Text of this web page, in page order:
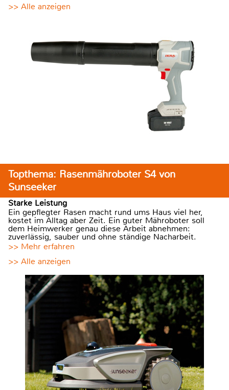
>> Alle anzeigen
Topthema: Rasenmähroboter S4 von
Sunseeker
Starke Leistung
Ein gepflegter Rasen macht rund ums Haus viel her,
kostet im Alltag aber Zeit. Ein guter Mähroboter soll
dem Heimwerker genau diese Arbeit abnehmen:
zuverlässig, sauber und ohne ständige Nacharbeit.
>> Mehr erfahren
>> Alle anzeigen